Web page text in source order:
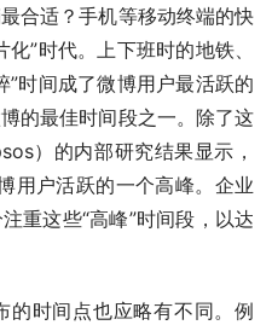
合适？手机等移动终端的快
”时代。上下班时的地铁、
”时间成了微博用户最活跃的
的最佳时间段之一。除了这
）的内部研究结果显示，
用户活跃的一个高峰。企业
重这些“高峰”时间段，以达
的时间点也应略有不同。例